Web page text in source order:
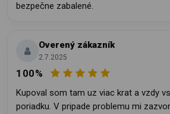
bezpečne zabalené.
Overený zákazník
2.7.2025
100%
Kupoval som tam uz viac krat a vzdy
poriadku. V pripade problemu mi